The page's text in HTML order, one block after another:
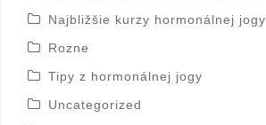
Najbližšie kurzy hormonálnej jogy
Rozne
Tipy z hormonálnej jogy
Uncategorized